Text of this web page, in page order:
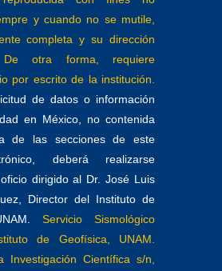
y cuando no se mutile,
completa y su dirección
De otra forma, requiere
por escrito de la institución.
de datos o información
en México, no contenida
de las secciones de este
deberá realizarse
dirigido al Dr. José Luis
Director del Instituto de
Servicio Sismológico
de Geofísica, UNAM.
Investigación Científica s/n,